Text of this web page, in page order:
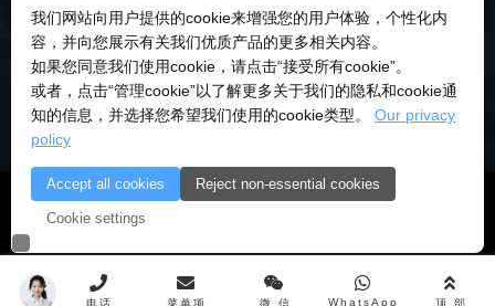
© 2018-2026 深圳市研伟科技有限公司 版权所有 |粤ICP备
18028922号-3
我们网站向用户提供的cookie来增强您的用户体验，个性化内
容，并向您展示有关我们优质产品的更多相关内容。
如果您同意我们使用cookie，请点击“接受所有cookie”。
或者，点击“管理cookie”以了解更多关于我们的隐私和cookie通
知的信息，并选择您希望我们使用的cookie类型。 Our privacy
policy
Accept all cookies Reject non-essential cookies
Cookie settings
电话 菜单项 微 信 WhatsApp 顶 部